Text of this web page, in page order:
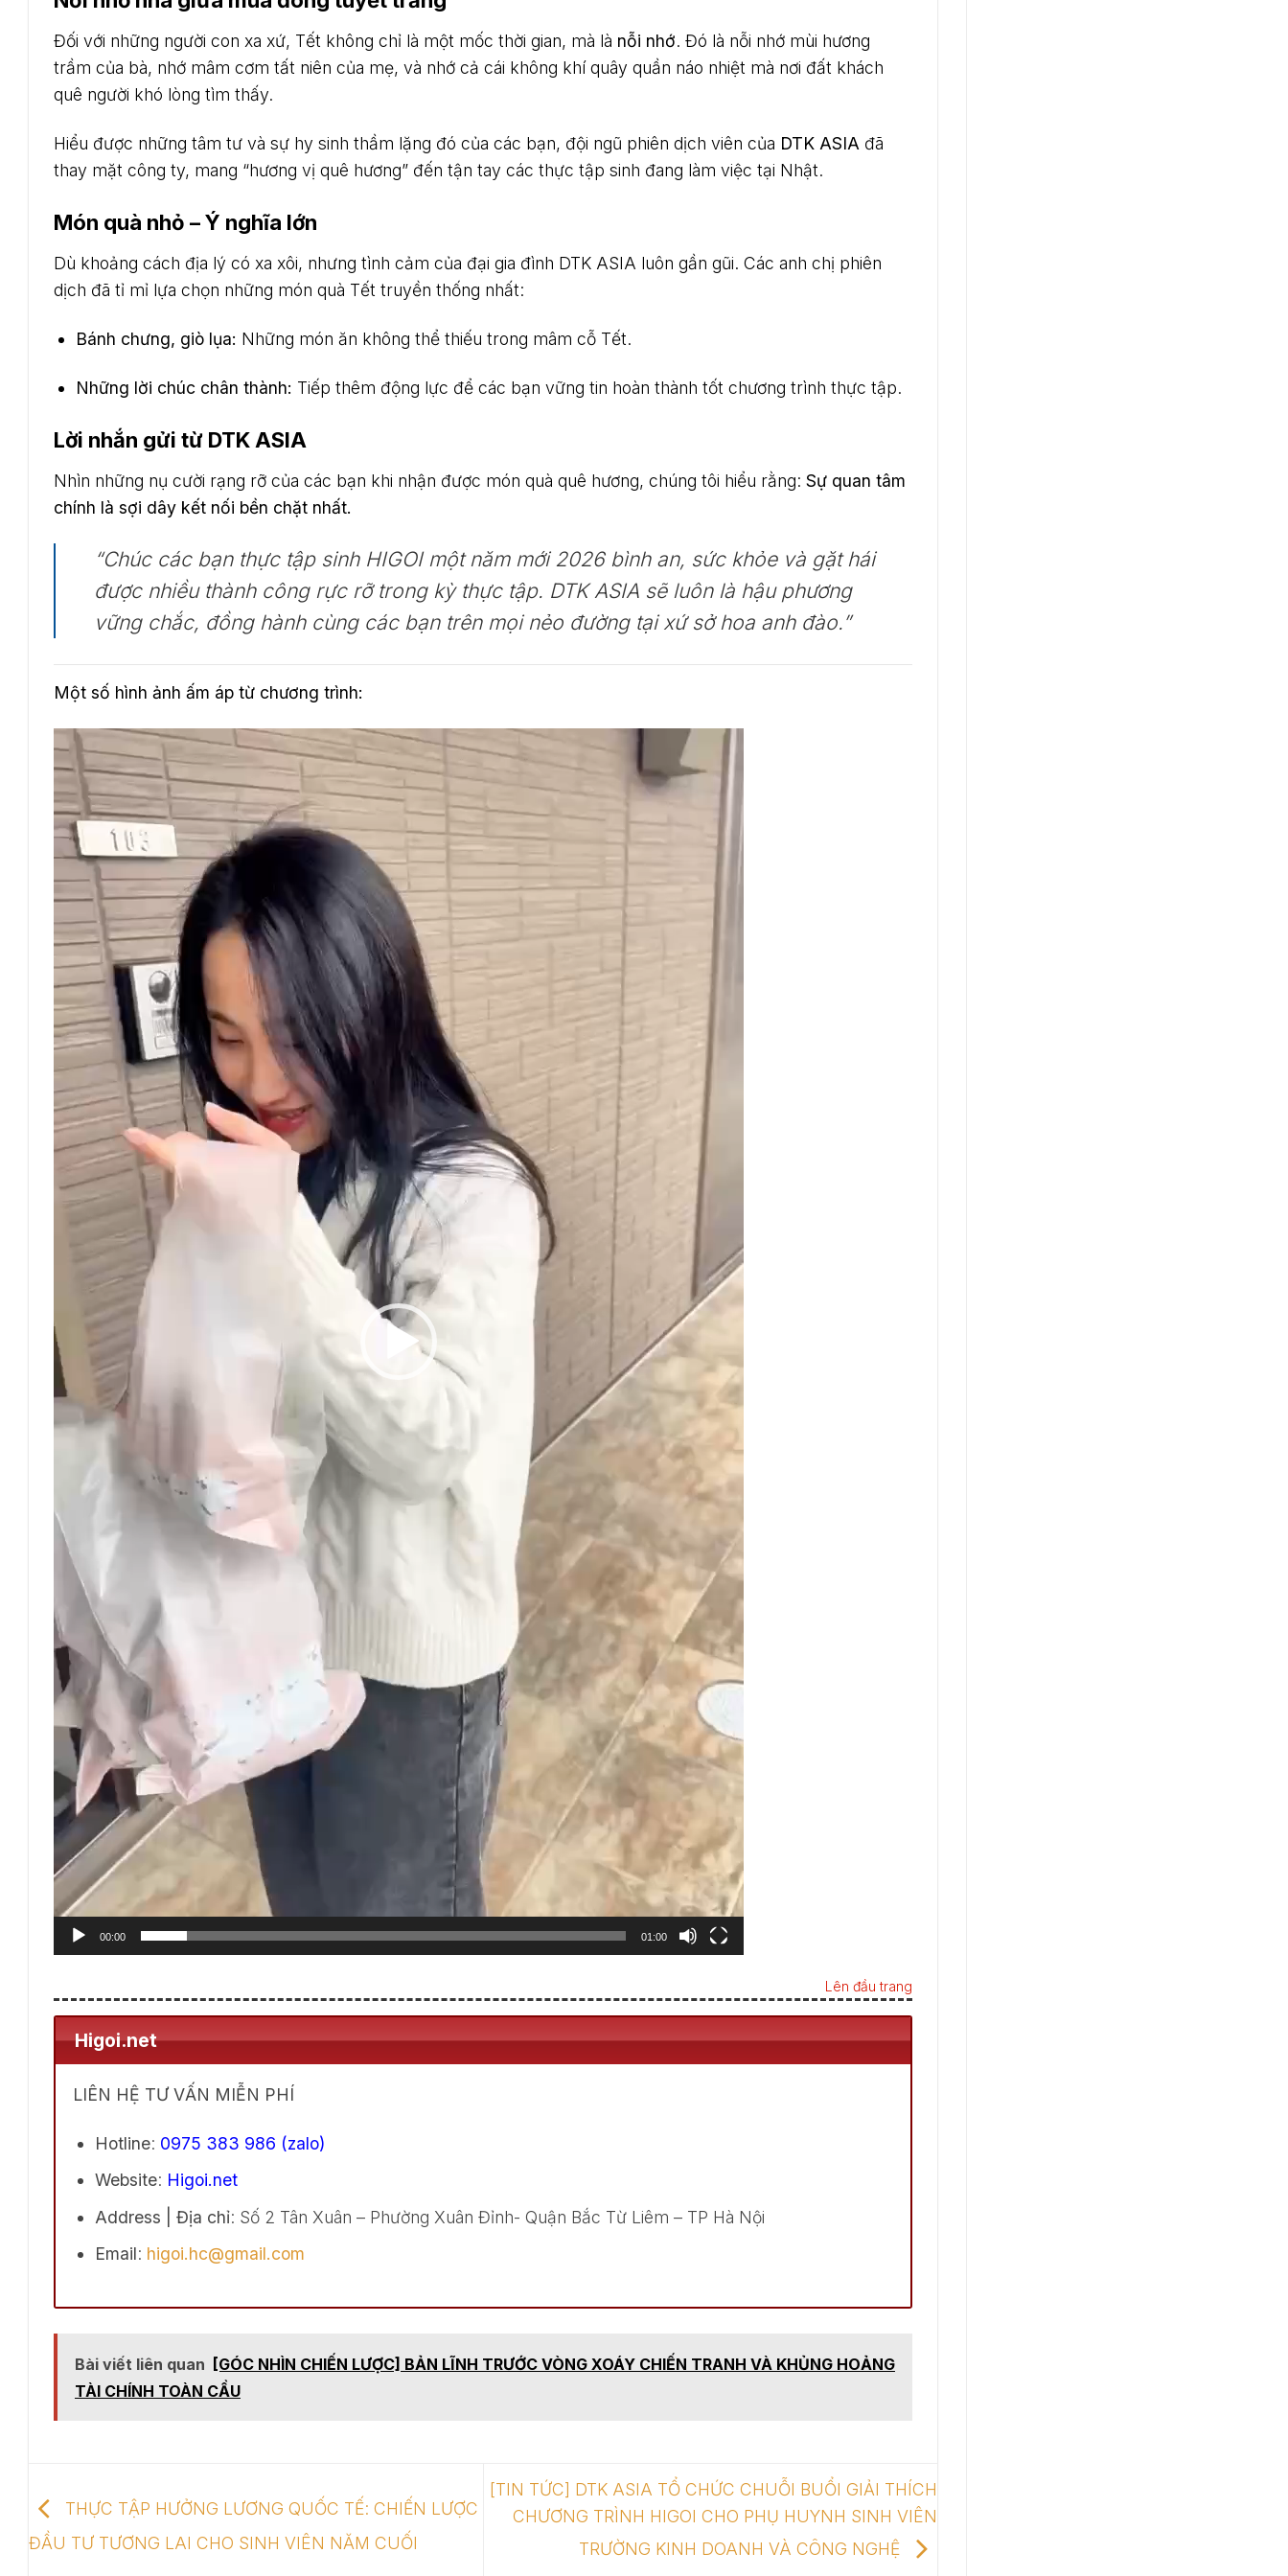
Đối với những người con xa xứ, Tết không chỉ là một mốc thời gian, mà là nỗi nhớ. Đó là nỗi nhớ mùi hương
trầm của bà, nhớ mâm cơm tất niên của mẹ, và nhớ cả cái không khí quây quần náo nhiệt mà nơi đất khách
quê người khó lòng tìm thấy.
Hiểu được những tâm tư và sự hy sinh thầm lặng đó của các bạn, đội ngũ phiên dịch viên của DTK ASIA đã
thay mặt công ty, mang “hương vị quê hương” đến tận tay các thực tập sinh đang làm việc tại Nhật.
Món quà nhỏ – Ý nghĩa lớn
Dù khoảng cách địa lý có xa xôi, nhưng tình cảm của đại gia đình DTK ASIA luôn gần gũi. Các anh chị phiên
dịch đã tỉ mỉ lựa chọn những món quà Tết truyền thống nhất:
Bánh chưng, giò lụa: Những món ăn không thể thiếu trong mâm cỗ Tết.
Những lời chúc chân thành: Tiếp thêm động lực để các bạn vững tin hoàn thành tốt chương trình thực tập.
Lời nhắn gửi từ DTK ASIA
Nhìn những nụ cười rạng rỡ của các bạn khi nhận được món quà quê hương, chúng tôi hiểu rằng:Sự quan tâm
chính là sợi dây kết nối bền chặt nhất.
“Chúc các bạn thực tập sinh HIGOI một năm mới 2026 bình an, sức khỏe và gặt hái
được nhiều thành công rực rỡ trong kỳ thực tập. DTK ASIA sẽ luôn là hậu phương
vững chắc, đồng hành cùng các bạn trên mọi nẻo đường tại xứ sở hoa anh đào.”
Một số hình ảnh ấm áp từ chương trình:
Trình
chơi
Video
00:00 01:00
Lên đầu trang
Higoi.net
LIÊN HỆ TƯ VẤN MIỄN PHÍ
Hotline: 0975 383 986 (zalo)
Website: Higoi.net
Address | Địa chỉ: Số 2 Tân Xuân – Phường Xuân Đỉnh- Quận Bắc Từ Liêm – TP Hà Nội
Email: higoi.hc@gmail.com
Bài viết liên quan [GÓC NHÌN CHIẾN LƯỢC] BẢN LĨNH TRƯỚC VÒNG XOÁY CHIẾN TRANH VÀ KHỦNG HOẢNG
TÀI CHÍNH TOÀN CẦU
THỰC TẬP HƯỞNG LƯƠNG QUỐC TẾ: CHIẾN LƯỢC
ĐẦU TƯ TƯƠNG LAI CHO SINH VIÊN NĂM CUỐI
[TIN TỨC] DTK ASIA TỔ CHỨC CHUỖI BUỔI GIẢI THÍCH
CHƯƠNG TRÌNH HIGOI CHO PHỤ HUYNH SINH VIÊN
TRƯỜNG KINH DOANH VÀ CÔNG NGHỆ